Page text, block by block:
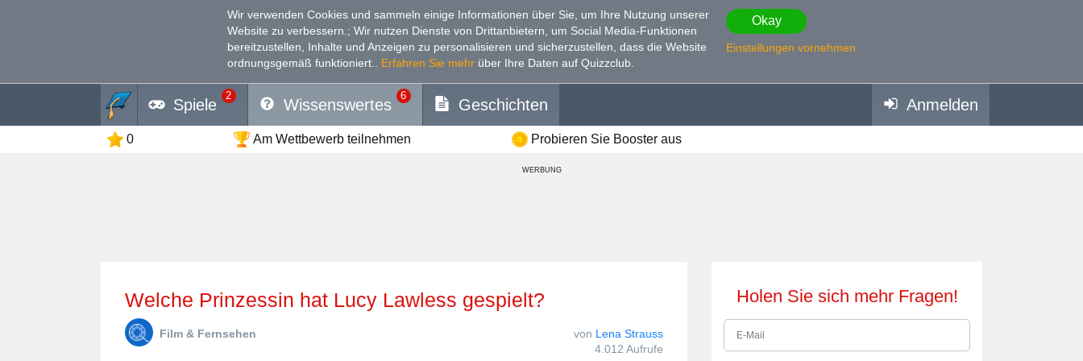
Wir verwenden Cookies und sammeln einige Informationen über Sie, um Ihre Nutzung unserer
Website zu verbessern. ; Wir nutzen Dienste von Drittanbietern, um Social Media-Funktionen
bereitzustellen, Inhalte und Anzeigen zu personalisieren und sicherzustellen, dass die Website
ordnungsgemäß funktioniert.
Erfahren Sie mehr über Ihre Daten auf Quizzclub.
Okay
Einstellungen vornehmen
Spiele
2
Wissenswertes
6
Geschichten Anmelden
0 Am Wettbewerb teilnehmen Probieren Sie Booster aus
WERBUNG
Welche Prinzessin hat Lucy Lawless gespielt?
Film & Fernsehen von Lena Strauss
4.012 Aufrufe
Holen Sie sich mehr Fragen!